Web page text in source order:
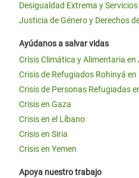
Desigualdad Extrema y
Justicia de Género y Derechos
Ayúdanos a salvar vidas
Crisis Climática y Alimentaria en
Crisis de Refugiados Rohinyá
Crisis de Personas Refugiadas
Crisis en Gaza
Crisis en el Líbano
Crisis en Siria
Crisis en Yemen
Apoya nuestro trabajo